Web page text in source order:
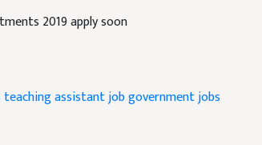
2019 apply soon
teaching assistant jobgovernment jobs